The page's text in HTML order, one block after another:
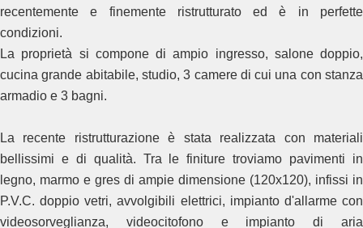
recentemente e finemente ristrutturato ed è in perfette
condizioni.
La proprietà si compone di ampio ingresso, salone doppio,
cucina grande abitabile, studio, 3 camere di cui una con stanza
armadio e 3 bagni.
La recente ristrutturazione è stata realizzata con materiali
bellissimi e di qualità. Tra le finiture troviamo pavimenti in
legno, marmo e gres di ampie dimensione (120x120), infissi in
P.V.C. doppio vetri, avvolgibili elettrici, impianto d'allarme con
videosorveglianza, videocitofono e impianto di aria